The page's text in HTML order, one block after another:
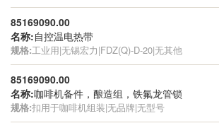
85169090.00
名称:自控温电热带
规格:工业用|无锡宏力|FDZ(Q)-D-20|无其他
85169090.00
名称:咖啡机备件，酿造组，铁氟龙管锁
规格:扣用于咖啡机组装|无品牌|无型号